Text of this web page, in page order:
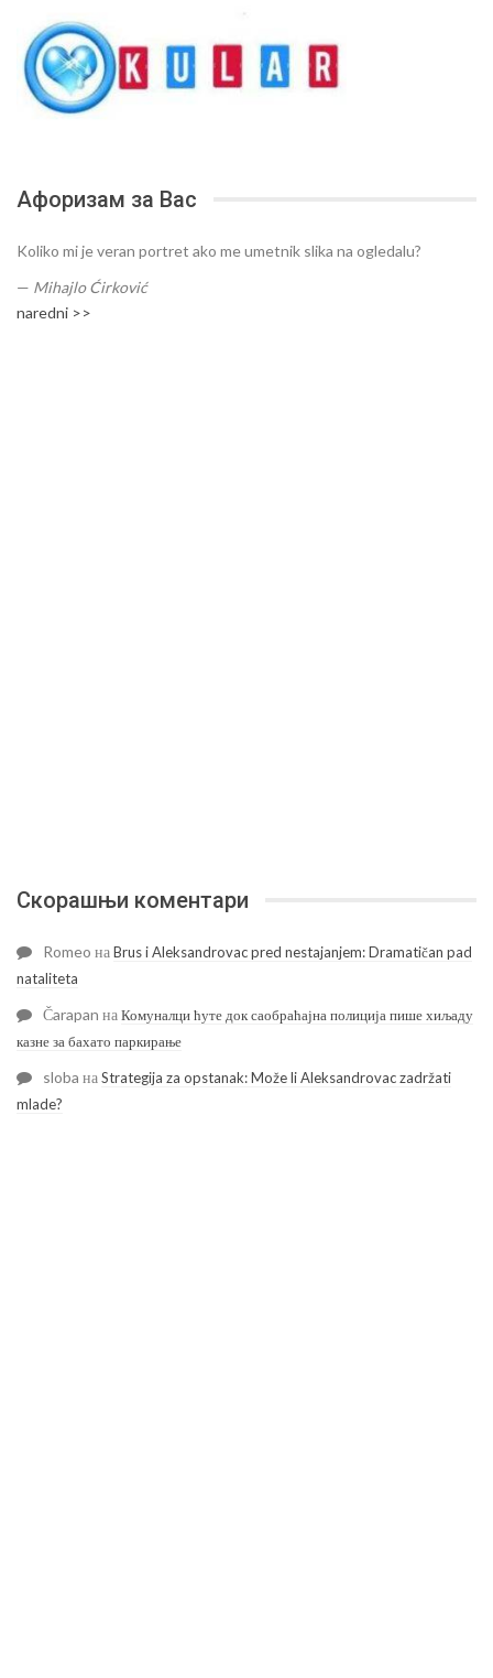
Афоризам за Вас
Koliko mi je veran portret ako me umetnik slika na ogledalu?
— Mihajlo Ćirković
naredni >>
Скорашњи коментари
Romeo наBrus i Aleksandrovac pred nestajanjem: Dramatičan pad
nataliteta
Čarapan наКомуналци ћуте док саобраћајна полиција пише хиљаду
казне за бахато паркирање
sloba наStrategija za opstanak: Može li Aleksandrovac zadržati
mlade?